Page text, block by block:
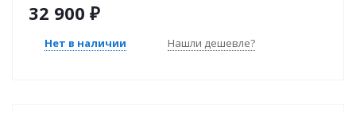
32 900 ₽
Нет в наличии Нашли дешевле?